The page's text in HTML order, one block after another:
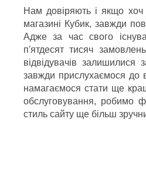
Нам довіряють і якщо
магазині Кубик, завжди
Адже за час свого
п'ятдесят тисяч
відвідувачів
завжди прислухаємося до
намагаємося стати ще
обслуговування, робимо
стиль сайту ще більш